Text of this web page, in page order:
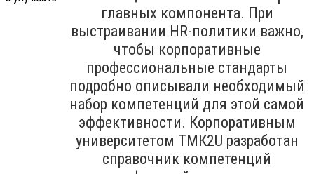
главных компонента. При
выстраивании HR-политики важно,
чтобы корпоративные
профессиональные стандарты
подробно описывали необходимый
набор компетенций для этой самой
эффективности. Корпоративным
университетом ТМК2U разработан
справочник компетенций